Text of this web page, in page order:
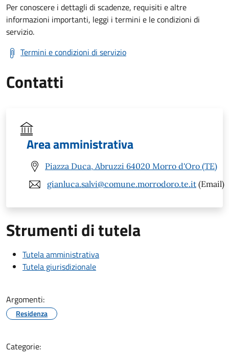
Per conoscere i dettagli di scadenze, requisiti e altre
informazioni importanti, leggi i termini e le condizioni di
servizio.
Termini e condizioni di servizio
Contatti
Area amministrativa
Piazza Duca, Abruzzi 64020 Morro d'Oro (TE)
gianluca.salvi@comune.morrodoro.te.it (Email)
Strumenti di tutela
Tutela amministrativa
Tutela giurisdizionale
Argomenti:
Residenza
Categorie: